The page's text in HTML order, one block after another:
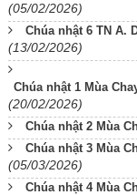
(05/02/2026)
Chúa nhật 6 TN
(13/02/2026)
Chúa nhật 1 Mùa
(20/02/2026)
Chúa nhật 2 Mùa
Chúa nhật 3 Mùa
(05/03/2026)
Chúa nhật 4 Mùa